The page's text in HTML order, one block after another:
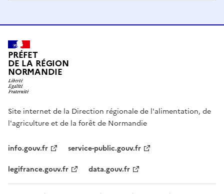
PRÉFET
DE LA RÉGION
NORMANDIE
Site internet de la Direction régionale de l'alimentation, de
l'agriculture et de la forêt de Normandie
info.gouv.fr
service-public.gouv.fr
legifrance.gouv.fr
data.gouv.fr